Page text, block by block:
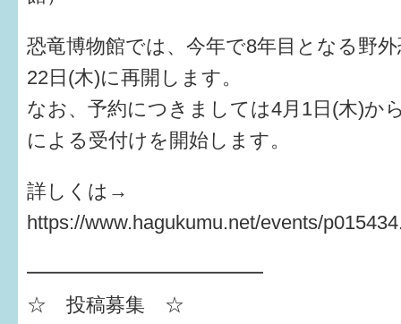
恐竜博物館では、今年で8年目となる野
22日(木)に再開します。
なお、予約につきましては4月1日(木)か
による受付けを開始します。
詳しくは→
https://www.hagukumu.net/events/
━━━━━━━━━━━━
☆ 投稿募集 ☆